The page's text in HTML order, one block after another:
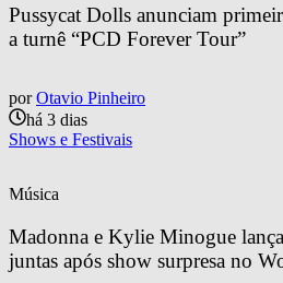
Pussycat Dolls anunciam
a turnê “PCD Forever Tour”
por Otavio Pinheiro
há 3 dias
Shows e Festivais
Música
Madonna e Kylie Minogue
juntas após show surpresa no